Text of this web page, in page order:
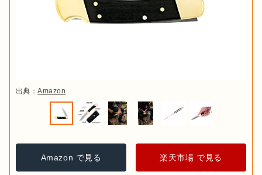
出典：Amazon
Amazon で見る 楽天市場 で見る